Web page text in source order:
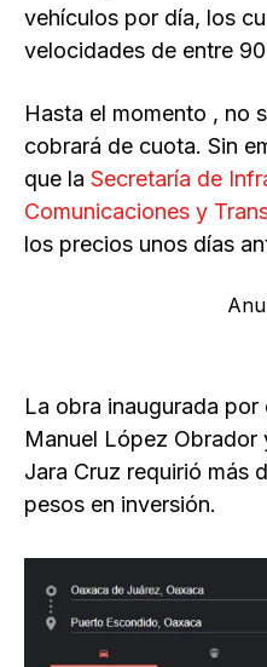
vehículos por día, los
velocidades de entre
Hasta el momento , no
cobrará de cuota. Sin
que la Secretaría de
Comunicaciones y
los precios unos días
La obra inaugurada
Manuel López Obrador
Jara Cruz requirió más
pesos en inversión.